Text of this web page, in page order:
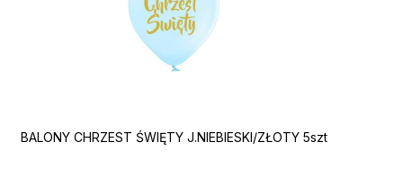
BALONY CHRZEST ŚWIĘTY J.NIEBIESKI/ZŁOTY 5szt